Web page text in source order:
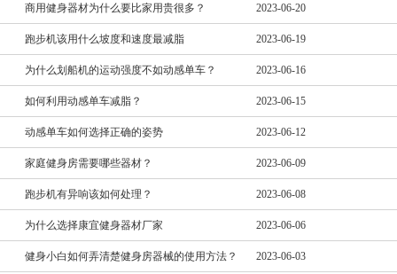
商用健身器材为什么要比家用贵很多？ 2023-06-20
跑步机该用什么坡度和速度最减脂 2023-06-19
为什么划船机的运动强度不如动感单车？ 2023-06-16
如何利用动感单车减脂？ 2023-06-15
动感单车如何选择正确的姿势 2023-06-12
家庭健身房需要哪些器材？ 2023-06-09
跑步机有异响该如何处理？ 2023-06-08
为什么选择康宜健身器材厂家 2023-06-06
健身小白如何弄清楚健身房器械的使用方法？ 2023-06-03